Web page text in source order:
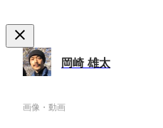
岡崎 雄太
画像・動画